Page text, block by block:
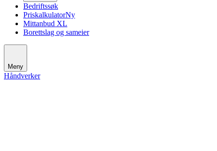
Bedriftssøk
PriskalkulatorNy
Mittanbud XL
Borettslag og sameier
Meny
Håndverker